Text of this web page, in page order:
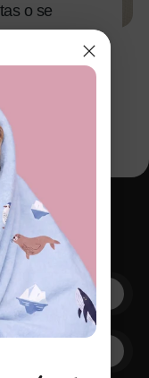
o se